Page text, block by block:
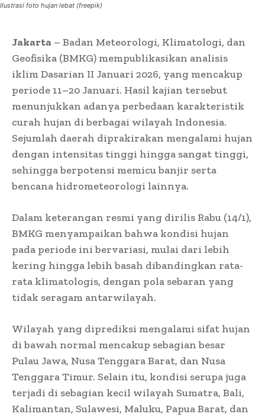
Ilustrasi foto hujan lebat (freepik)
Jakarta – Badan Meteorologi, Klimatologi, dan
Geofisika (BMKG) mempublikasikan analisis
iklim Dasarian II Januari 2026, yang mencakup
periode 11–20 Januari. Hasil kajian tersebut
menunjukkan adanya perbedaan karakteristik
curah hujan di berbagai wilayah Indonesia.
Sejumlah daerah diprakirakan mengalami hujan
dengan intensitas tinggi hingga sangat tinggi,
sehingga berpotensi memicu banjir serta
bencana hidrometeorologi lainnya.
Dalam keterangan resmi yang dirilis Rabu (14/1),
BMKG menyampaikan bahwa kondisi hujan
pada periode ini bervariasi, mulai dari lebih
kering hingga lebih basah dibandingkan rata-
rata klimatologis, dengan pola sebaran yang
tidak seragam antarwilayah.
Wilayah yang diprediksi mengalami sifat hujan
di bawah normal mencakup sebagian besar
Pulau Jawa, Nusa Tenggara Barat, dan Nusa
Tenggara Timur. Selain itu, kondisi serupa juga
terjadi di sebagian kecil wilayah Sumatra, Bali,
Kalimantan, Sulawesi, Maluku, Papua Barat, dan